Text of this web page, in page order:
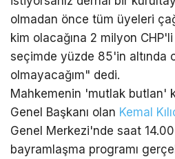
olmadan önce tüm üyeleri
kim olacağına 2 milyon
seçimde yüzde 85'in altında
olmayacağım" dedi.
Mahkemenin 'mutlak butlan'
Genel Başkanı olan Kemal
Genel Merkezi'nde saat
bayramlaşma programı